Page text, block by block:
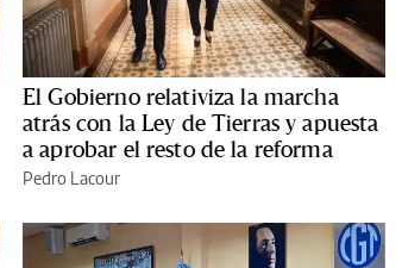
El Gobierno relativiza la marcha
atrás con la Ley de Tierras y apuesta
a aprobar el resto de la reforma
Pedro Lacour